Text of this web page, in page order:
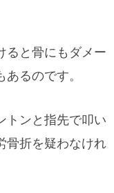
ると骨にもダメー
るのです。
トンと指先で叩い
骨折を疑わなけれ